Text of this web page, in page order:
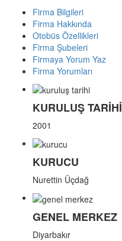
Firma Bilgileri
Firma Hakkında
Otobüs Özellikleri
Firma Şubeleri
Firmaya Yorum Yaz
Firma Yorumları
KURULUŞ TARİHİ
2001
KURUCU
Nurettin Üçdağ
GENEL MERKEZ
Diyarbakır